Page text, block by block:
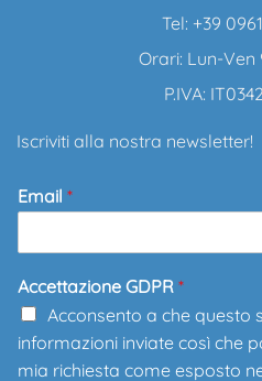
Tel: +39
Orari: Lun-Ven
P.IVA:
Iscriviti alla nostra newsletter!
Email *
Accettazione GDPR *
Acconsento a che questo
informazioni inviate così che
mia richiesta come esposto